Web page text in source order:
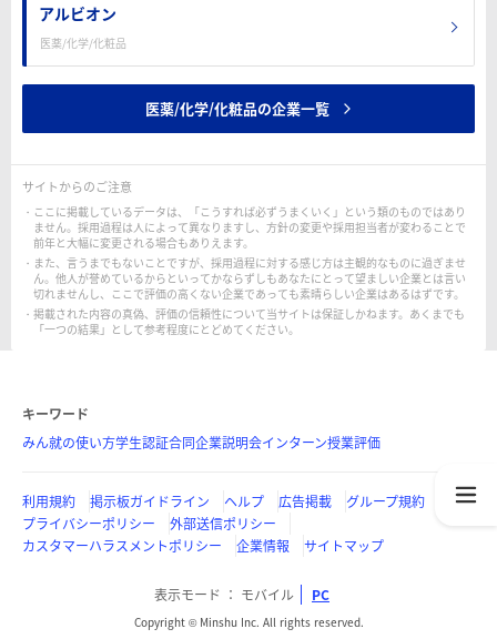
アルビオン
医薬/化学/化粧品
医薬/化学/化粧品の企業一覧
サイトからのご注意
ここに掲載しているデータは、「こうすれば必ずうまくいく」という類のものではあり
ません。採用過程は人によって異なりますし、方針の変更や採用担当者が変わることで
前年と大幅に変更される場合もありえます。
また、言うまでもないことですが、採用過程に対する感じ方は主観的なものに過ぎませ
ん。他人が誉めているからといってかならずしもあなたにとって望ましい企業とは言い
切れませんし、ここで評価の高くない企業であっても素晴らしい企業はあるはずです。
掲載された内容の真偽、評価の信頼性について当サイトは保証しかねます。あくまでも
「一つの結果」として参考程度にとどめてください。
キーワード
みん就の使い方学生認証合同企業説明会インターン授業評価
利用規約 掲示板ガイドライン ヘルプ 広告掲載
グループ規約
プライバシーポリシー
外部送信ポリシー
カスタマーハラスメントポリシー
企業情報 サイトマップ
表示モード モバイル PC
Copyright © Minshu Inc. All rights reserved.